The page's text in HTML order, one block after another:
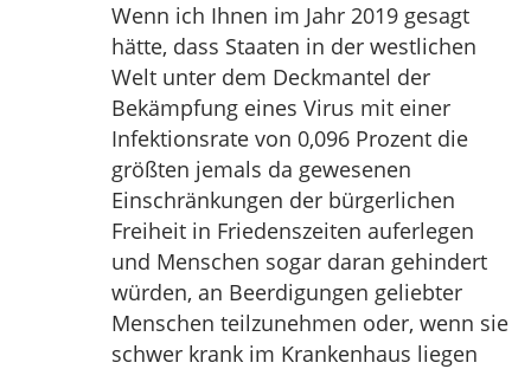
Wenn ich Ihnen im Jahr 2019 gesagt
hätte, dass Staaten in der westlichen
Welt unter dem Deckmantel der
Bekämpfung eines Virus mit einer
Infektionsrate von 0,096 Prozent die
größten jemals da gewesenen
Einschränkungen der bürgerlichen
Freiheit in Friedenszeiten auferlegen
und Menschen sogar daran gehindert
würden, an Beerdigungen geliebter
Menschen teilzunehmen oder, wenn sie
schwer krank im Krankenhaus liegen